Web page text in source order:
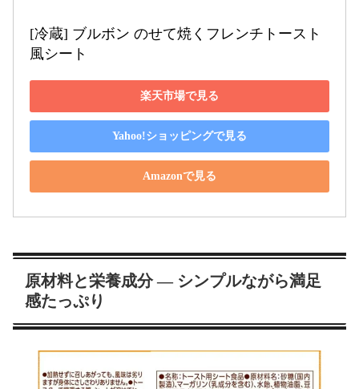
[冷蔵] ブルボン のせて焼くフレンチトースト
風シート
楽天市場で見る
Yahoo!ショッピングで見る
Amazonで見る
原材料と栄養成分 ― シンプルながら満足
感たっぷり